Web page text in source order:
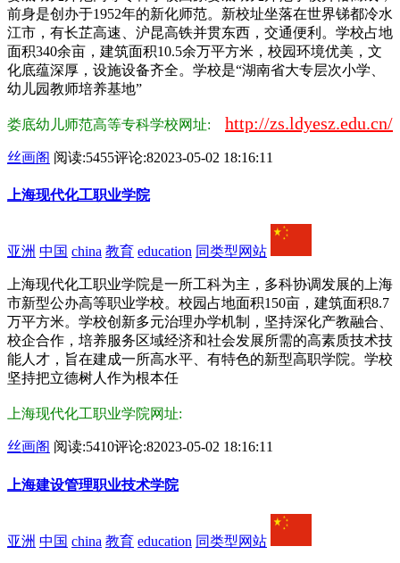
前身是创办于1952年的新化师范。新校址坐落在世界锑都冷水
江市，有长芷高速、沪昆高铁并贯东西，交通便利。学校占地
面积340余亩，建筑面积10.5余万平方米，校园环境优美，文
化底蕴深厚，设施设备齐全。学校是“湖南省大专层次小学、
幼儿园教师培养基地”
娄底幼儿师范高等专科学校网址: http://zs.ldyesz.edu.cn/
丝画阁 阅读:5455评论:82023-05-02 18:16:11
上海现代化工职业学院
亚洲 中国 china 教育 education 同类型网站
上海现代化工职业学院是一所工科为主，多科协调发展的上海
市新型公办高等职业学校。校园占地面积150亩，建筑面积8.7
万平方米。学校创新多元治理办学机制，坚持深化产教融合、
校企合作，培养服务区域经济和社会发展所需的高素质技术技
能人才，旨在建成一所高水平、有特色的新型高职学院。学校
坚持把立德树人作为根本任
上海现代化工职业学院网址:
丝画阁 阅读:5410评论:82023-05-02 18:16:11
上海建设管理职业技术学院
亚洲 中国 china 教育 education 同类型网站